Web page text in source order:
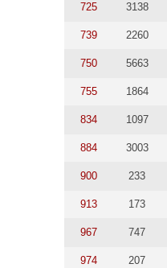
725 3138
739 2260
750 5663
755 1864
834 1097
884 3003
900 233
913 173
967 747
974 207